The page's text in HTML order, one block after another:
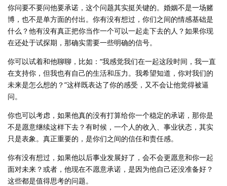
你问要不要问他要承诺，这个问题其实挺关键的。婚姻不是一场赌
博，也不是单方面的付出。你有没有想过，你们之间的情感基础是
什么？他有没有真正把你当作一个可以一起走下去的人？如果你现
在还处于试探期，那确实需要一些明确的信号。
你可以试着和他聊聊，比如：“我感觉我们在一起这段时间，我一直
在支持你，但我也有自己的生活和压力。我希望知道，你对我们的
未来是怎么想的？”这样既表达了你的感受，又不会让他觉得被逼
问。
你也可以考虑，如果他真的没有打算给你一个稳定的承诺，那你是
不是愿意继续这样下去？有时候，一个人的收入、事业状态，其实
只是表象。真正重要的，是你们之间的信任和责任感。
你有没有想过，如果他以后事业发展好了，会不会更愿意和你一起
面对未来？或者，他现在不愿意承诺，是因为他自己还没准备好？
这些都是值得思考的问题。